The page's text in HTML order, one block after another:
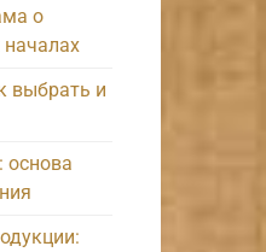
о
выбрать и
основа